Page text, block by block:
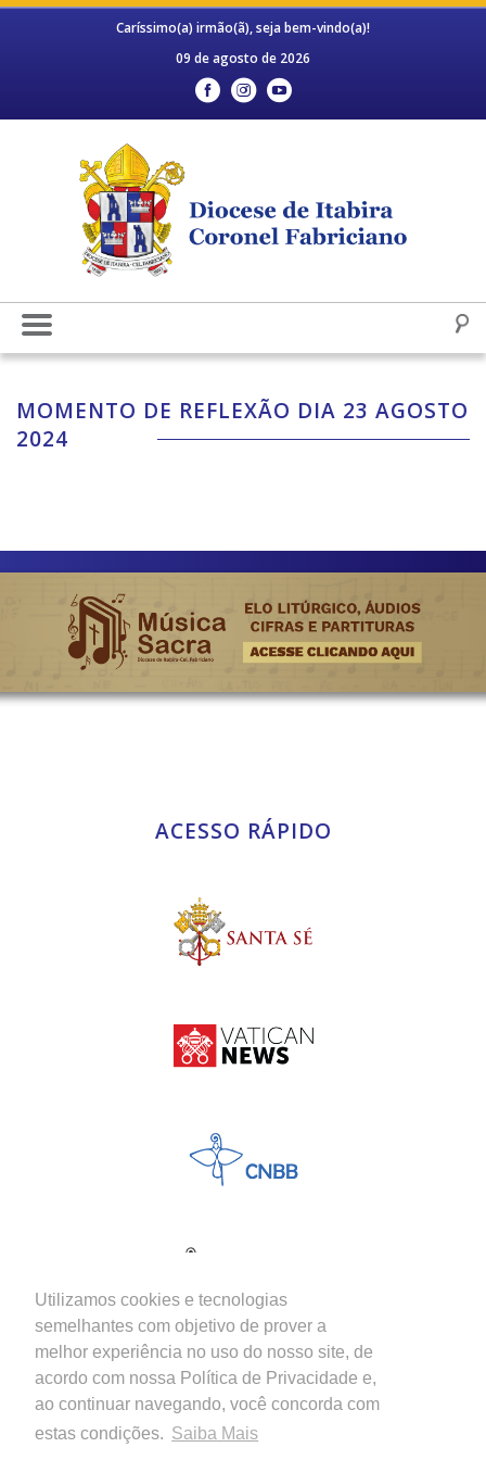
Utilizamos cookies e tecnologias
semelhantes com objetivo de prover a
melhor experiência no uso do nosso site, de
acordo com nossa Política de Privacidade e,
ao continuar navegando, você concorda com
estas condições. Saiba Mais
Caríssimo(a) irmão(ã), seja bem-vindo(a)!
09 de agosto de 2026
MOMENTO DE REFLEXÃO DIA 23 AGOSTO
2024
ACESSO RÁPIDO